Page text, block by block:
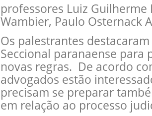
professores Luiz
Wambier, Paulo Osternack
Os palestrantes
Seccional paranaense para
novas regras. De acordo
advogados estão
precisam se preparar
em relação ao processo